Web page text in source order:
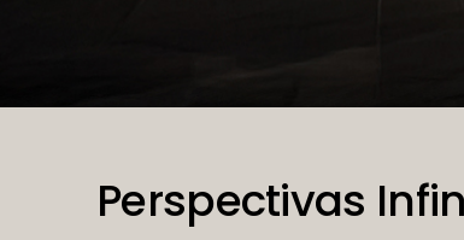
Perspectivas